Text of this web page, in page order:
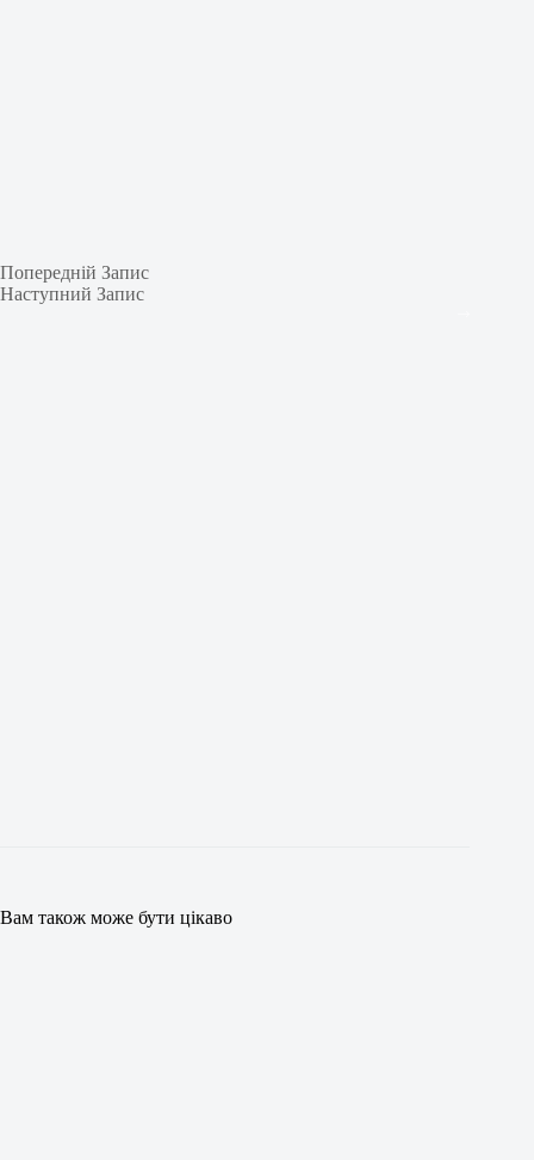
Попередній Запис
Наступний Запис
Вам також може бути цікаво